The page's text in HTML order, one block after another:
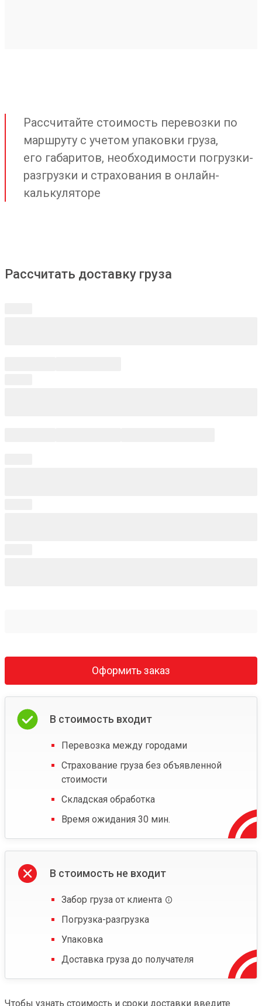
Рассчитайте стоимость перевозки по
маршруту с учетом упаковки груза,
его габаритов, необходимости погрузки-
разгрузки и страхования в онлайн-
калькуляторе
Рассчитать доставку груза
Оформить заказ
В стоимость входит
Перевозка между городами
Страхование груза без объявленной
стоимости
Складская обработка
Время ожидания 30 мин.
В стоимость не входит
Забор груза от клиента
Погрузка-разгрузка
Упаковка
Доставка груза до получателя
Чтобы узнать стоимость и сроки доставки введите